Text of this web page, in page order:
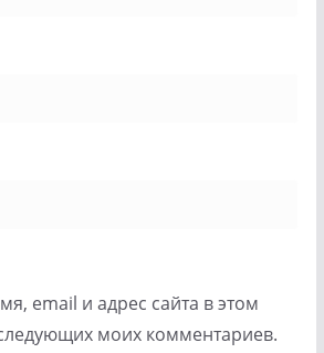
email и адрес сайта в этом
моих комментариев.